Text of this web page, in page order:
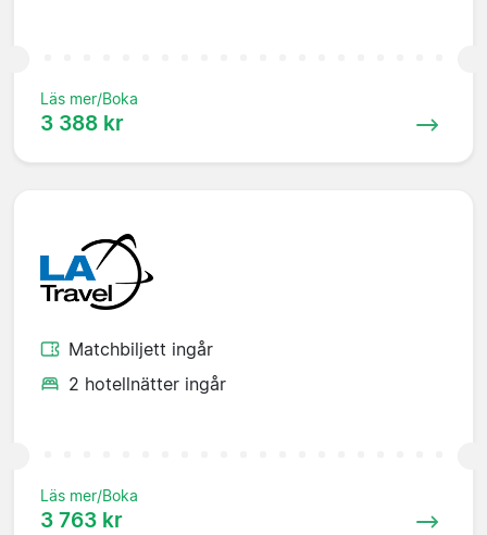
Läs mer/Boka
3 388 kr
Matchbiljett ingår
2 hotellnätter ingår
Läs mer/Boka
3 763 kr